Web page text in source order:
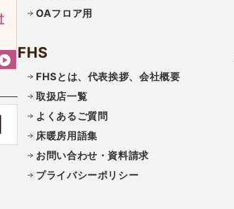
OAフロア用
FHS
FHSとは、代表挨拶、会社概要
取扱店一覧
よくあるご質問
床暖房用語集
お問い合わせ・資料請求
プライバシーポリシー